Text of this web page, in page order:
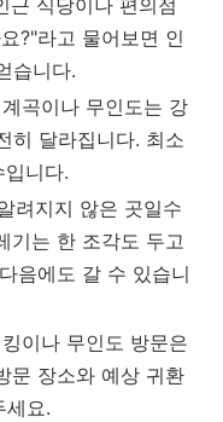
근 식당이나 편의점
?"라고 물어보면 인
습니다.
곡이나 무인도는 강
히 달라집니다. 최소
니다.
려지지 않은 곳일수
기는 한 조각도 두고
음에도 갈 수 있습니
이나 무인도 방문은
문 장소와 예상 귀환
세요.